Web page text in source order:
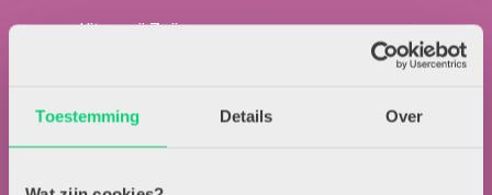
Toestemming Details Over
Uitgeverij Zwijsen
5041 SE Tilburg
013-5838800